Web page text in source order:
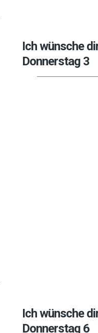
Ich wünsche
Donnerstag 3
Ich wünsche
Donnerstag 6